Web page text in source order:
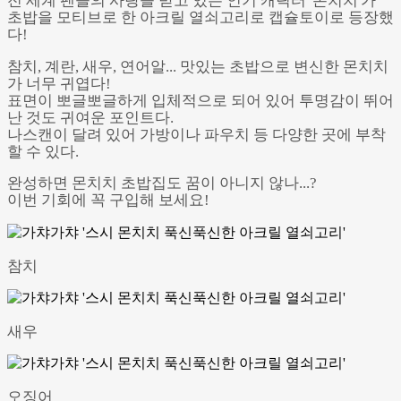
초밥을 모티브로 한 아크릴 열쇠고리로 캡슐토이로 등장했
다!
참치, 계란, 새우, 연어알... 맛있는 초밥으로 변신한 몬치치
가 너무 귀엽다!
표면이 뽀글뽀글하게 입체적으로 되어 있어 투명감이 뛰어
난 것도 귀여운 포인트다.
나스캔이 달려 있어 가방이나 파우치 등 다양한 곳에 부착
할 수 있다.
완성하면 몬치치 초밥집도 꿈이 아니지 않나...?
이번 기회에 꼭 구입해 보세요!
참치
새우
오징어